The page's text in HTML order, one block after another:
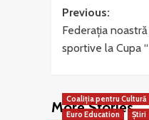
Post
Previous:
Federația
sportive la Cupa
More Stories
Coaliția pentru Cultură
Euro Education
Știri